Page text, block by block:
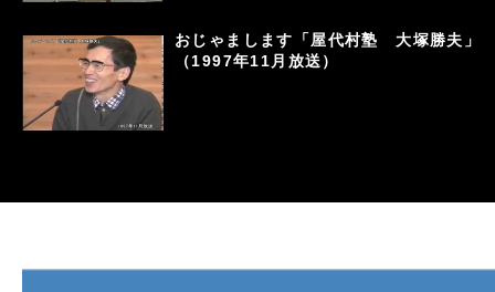
おじゃまします「屋代村塾 大塚勝夫」
（1997年11月放送）